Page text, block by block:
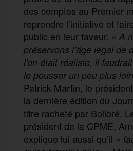
des comptes au Premier
reprendre l’initiative et
public en leur faveur. « A
préservons l’âge légal de
l’on était réaliste, il
le pousser un peu plus loin
Patrick Martin, le
la dernière édition du
titre racheté par Bolloré.
président de la CPME,
explique lui aussi qu’il «